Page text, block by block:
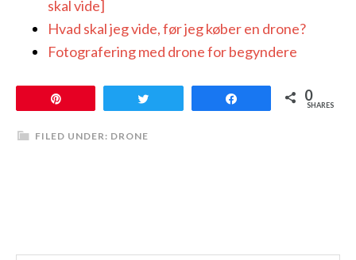
skal vide]
Hvad skal jeg vide, før jeg køber en drone?
Fotografering med drone for begyndere
0
SHARES
FILED UNDER: DRONE